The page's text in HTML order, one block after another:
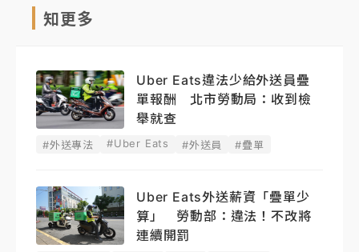
知更多
Uber Eats違法少給外送員疊
單報酬 北市勞動局：收到檢
舉就查
#外送專法 #Uber Eats #外送員 #疊單
Uber Eats外送薪資「疊單少
算」 勞動部：違法！不改將
連續開罰